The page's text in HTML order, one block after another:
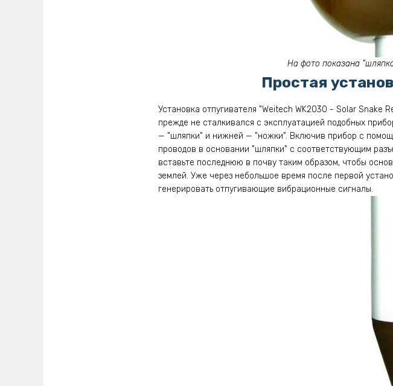
На фото показана
Простая
Установка отпугивателя "Weitech WK2030 - Solar Snake
прежде не сталкивался с эксплуатацией подобных
— "шляпки" и нижней — "ножки". Включив прибор с
проводов в основании "шляпки" с соответствующим
вставьте последнюю в почву таким образом, чтобы
землей. Уже через небольшое время после первой
генерировать отпугивающие вибрационные сигналы.